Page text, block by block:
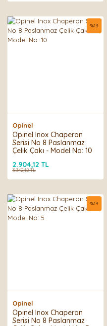
Opinel
Opinel Inox Chaperon
Serisi No 8 Paslanmaz
Çelik Çakı - Model No: 10
%13
2.904,12 TL
3.342,12 TL
Opinel
Opinel Inox Chaperon
Serisi No 8 Paslanmaz
%13